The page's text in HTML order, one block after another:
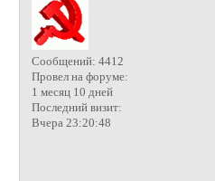
Сообщений: 4412
Провел на форуме:
1 месяц 10 дней
Последний визит:
Вчера 23:20:48